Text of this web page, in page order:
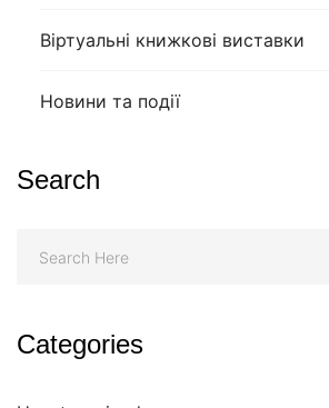
Віртуальні книжкові виставки
Новини та події
Search
Categories